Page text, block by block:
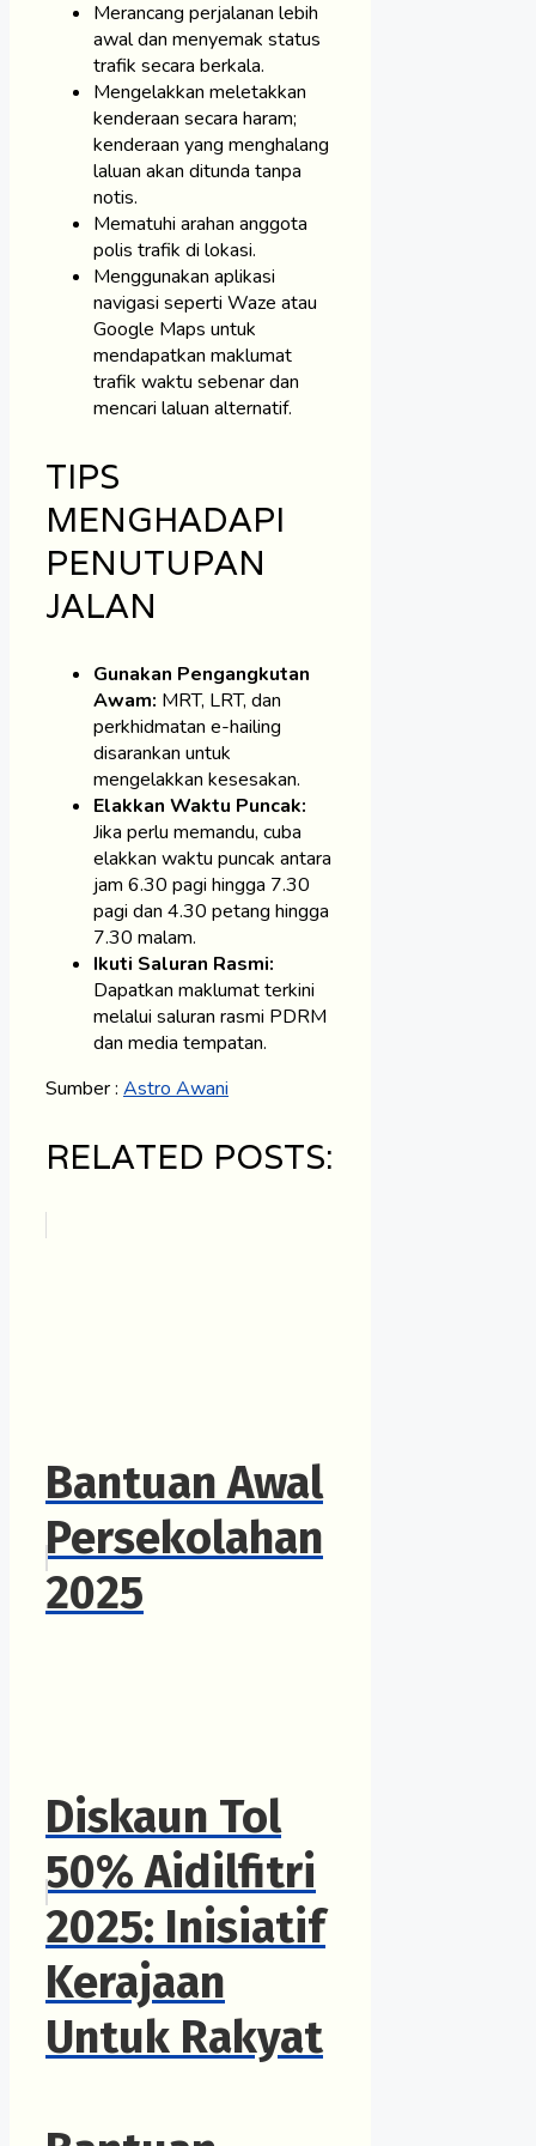
Merancang perjalanan lebih
awal dan menyemak status
trafik secara berkala.
Mengelakkan meletakkan
kenderaan secara haram;
kenderaan yang menghalang
laluan akan ditunda tanpa
notis.
Mematuhi arahan anggota
polis trafik di lokasi.
Menggunakan aplikasi
navigasi seperti Waze atau
Google Maps untuk
mendapatkan maklumat
trafik waktu sebenar dan
mencari laluan alternatif.
TIPS
MENGHADAPI
PENUTUPAN
JALAN
Gunakan Pengangkutan
Awam: MRT, LRT, dan
perkhidmatan e-hailing
disarankan untuk
mengelakkan kesesakan.
Elakkan Waktu Puncak:
Jika perlu memandu, cuba
elakkan waktu puncak antara
jam 6.30 pagi hingga 7.30
pagi dan 4.30 petang hingga
7.30 malam.
Ikuti Saluran Rasmi:
Dapatkan maklumat terkini
melalui saluran rasmi PDRM
dan media tempatan.
Sumber : Astro Awani
RELATED POSTS:
Bantuan Awal
Persekolahan
2025
Diskaun Tol
50% Aidilfitri
2025: Inisiatif
Kerajaan
Untuk Rakyat